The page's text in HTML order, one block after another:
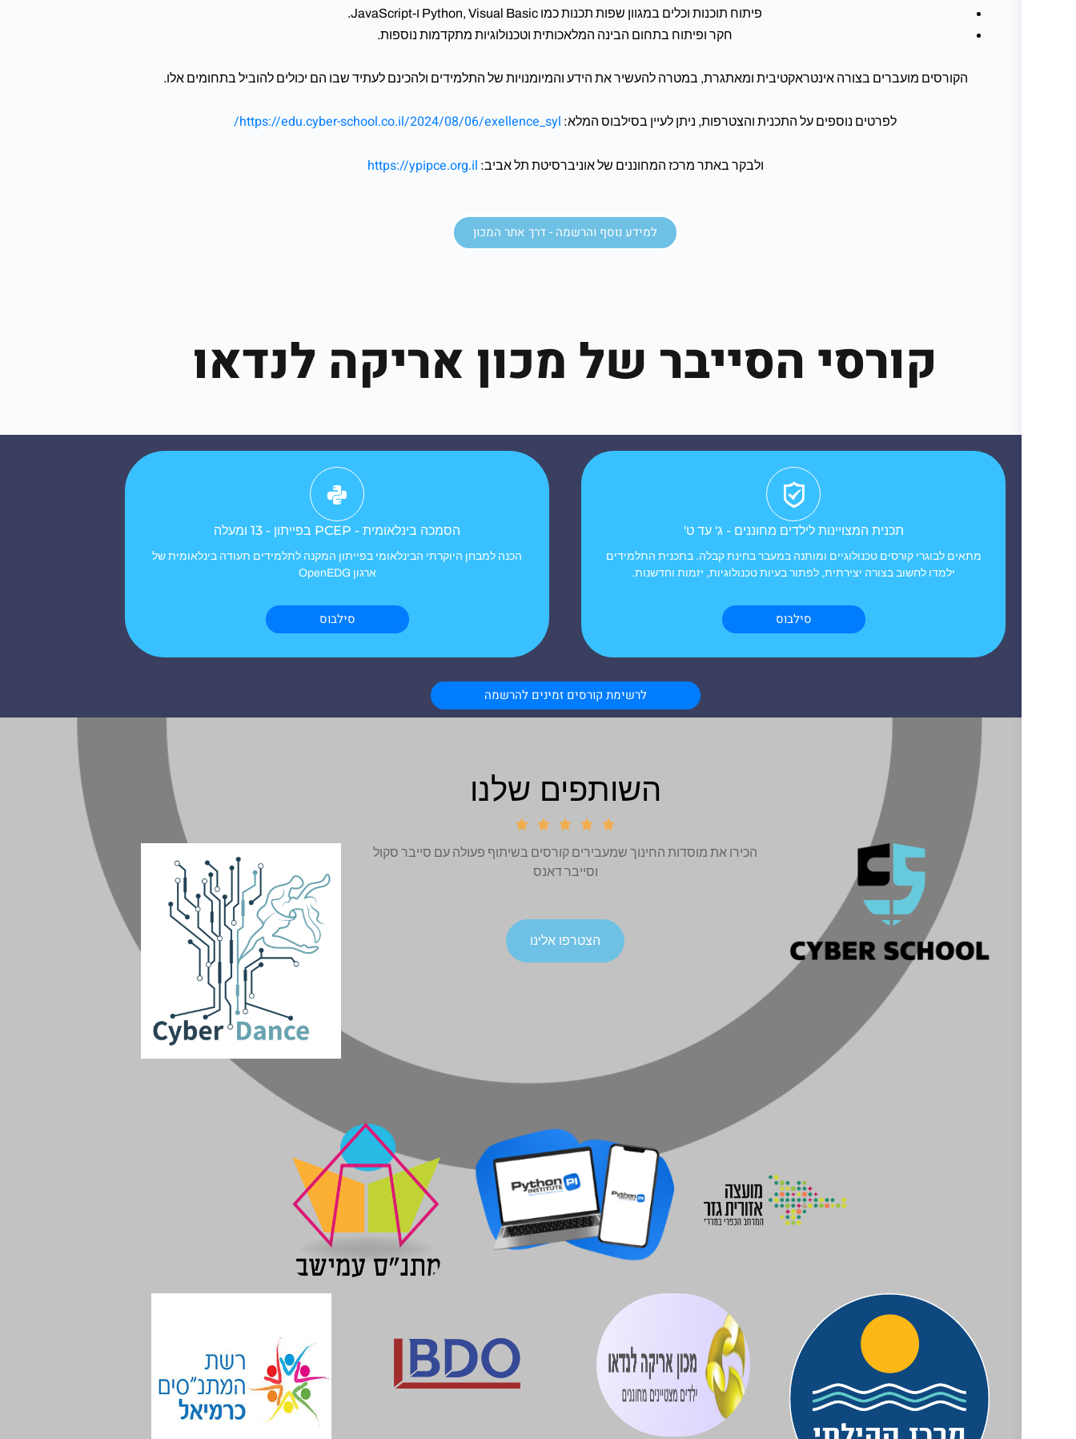
פיתוח תוכנות וכלים במגוון שפות תכנות כמו Python, Visual Basic ו-JavaScript.
חקר ופיתוח בתחום הבינה המלאכותית וטכנולוגיות מתקדמות נוספות.
הקורסים מועברים בצורה אינטראקטיבית ומאתגרת, במטרה להעשיר את הידע והמיומנויות של התלמידים ולהכינם לעתיד שבו הם יכולים להוביל בתחומים אלו.
לפרטים נוספים על התכנית והצטרפות, ניתן לעיין בסילבוס המלא: https://edu.cyber-school.co.il/2024/08/06/exellence_syl/
ולבקר באתר מרכז המחוננים של אוניברסיטת תל אביב: https://ypipce.org.il
למידע נוסף והרשמה - דרך אתר המכון
קורסי הסייבר של מכון אריקה לנדאו
תכנית המצויינות לילדים מחוננים - ג' עד ט'
מתאים לבוגרי קורסים טכנולוגיים ומותנה במעבר בחינת קבלה. בתכנית התלמידים
ילמדו לחשוב בצורה יצירתית, לפתור בעיות טכנולוגיות, יזמות וחדשנות.
סילבוס
הסמכה בינלאומית - PCEP בפייתון - 13 ומעלה
הכנה למבחן היוקרתי הבינלאומי בפייתון המקנה לתלמידים תעודה בינלאומית של
ארגון OpenEDG
סילבוס
לרשימת קורסים זמינים להרשמה
השותפים שלנו





הכירו את מוסדות החינוך שמעבירים קורסים בשיתוף פעולה עם סייבר סקול
וסייבר דאנס
הצטרפו אלינו